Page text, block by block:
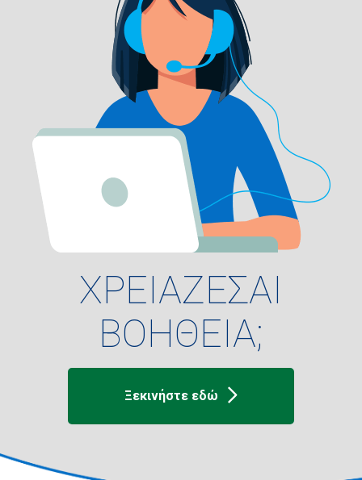
ΧΡΕΙΑΖΕΣΑΙ
ΒΟΗΘΕΙΑ;
Ξεκινήστε εδώ